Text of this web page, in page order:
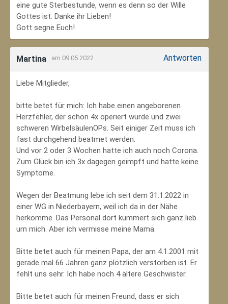
eine gute Sterbestunde, wenn es denn so der Wille
Gottes ist. Danke ihr Lieben!
Gott segne Euch!
Martina am 09.05.2022 Antworten
Liebe Mitglieder,
bitte betet für mich: Ich habe einen angeborenen
Herzfehler, der schon 4x operiert wurde und zwei
schweren WirbelsäulenOPs. Seit einiger Zeit muss ich
fast durchgehend beatmet werden.
Und vor 2 oder 3 Wochen hatte ich auch noch Corona.
Zum Glück bin ich 3x dagegen geimpft und hatte keine
Symptome.
Wegen der Beatmung lebe ich seit dem 31.1.2022 in
einer WG in Niederbayern, weil ich da in der Nähe
herkomme. Das Personal dort kümmert sich ganz lieb
um mich. Aber ich vermisse meine Mama.
Bitte betet auch für meinen Papa, der am 4.1.2001 mit
gerade mal 66 Jahren ganz plötzlich verstorben ist. Er
fehlt uns sehr. Ich habe noch 4 ältere Geschwister.
Bitte betet auch für meinen Freund, dass er sich